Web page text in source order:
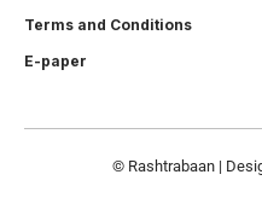
Terms and Conditions
E-paper
© Rashtrabaan |